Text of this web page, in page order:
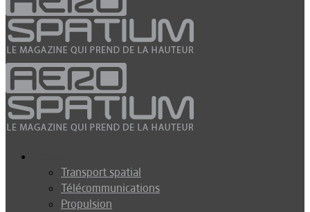
Transport spatial
Télécommunications
Propulsion